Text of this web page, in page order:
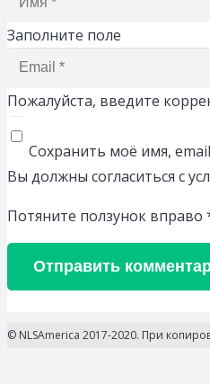
Заполните поле
Пожалуйста, введите
Сохранить моё имя,
Вы должны согласиться с
Потяните ползунок вправо
Отправить
© NLSAmerica 2017-2020. При